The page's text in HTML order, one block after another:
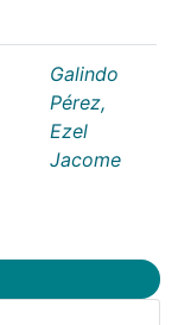
Galindo
Pérez,
Ezel
Jacome